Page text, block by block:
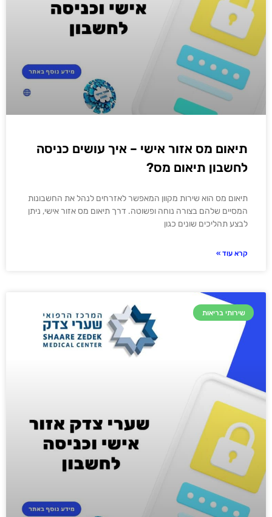
תיאום מס אזור אישי – איך עושים כניסה
לחשבון תיאום מס?
תיאום מס הוא שירות מקוון המאפשר לאזרחים לנהל את החשבונות
המסיים שלהם בצורה נוחה ופשוטה. דרך תיאום מס אזור אישי, ניתן
לבצע תהליכים שונים כגון
קרא עוד »
שירותי בריאות